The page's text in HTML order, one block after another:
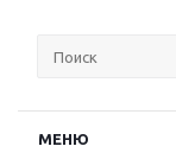
МЕНЮ